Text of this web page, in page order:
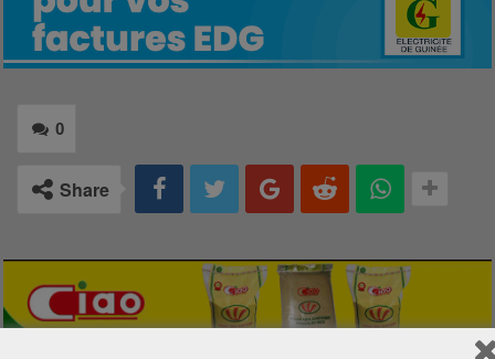
0
Share